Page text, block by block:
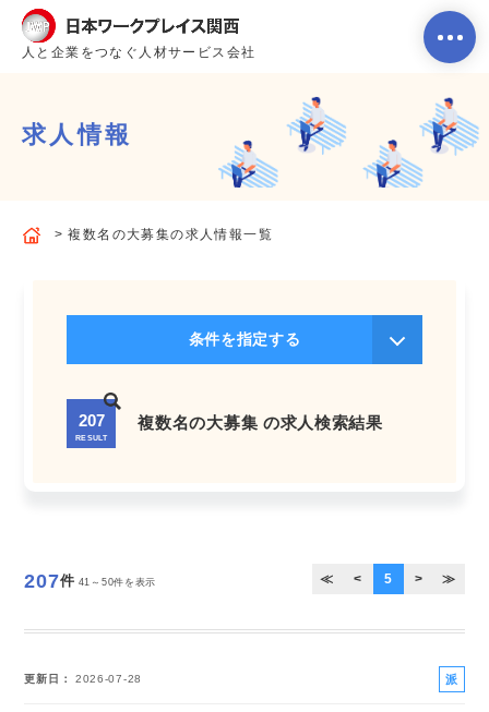
人と企業をつなぐ人材サービス会社
ホーム
よくあるご質問
求人情報
複数名の大募集の求人情報一覧
条件を指定する
207
RESULT
複数名の大募集 の求人検索結果
207件 41～50件を表示 ≪ < 5 > ≫
更新日 2026-07-28
派